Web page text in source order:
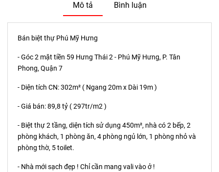
Mô tả Bình luận
Bán biệt thự Phú Mỹ Hưng
- Góc 2 mặt tiền 59 Hưng Thái 2 - Phú Mỹ Hưng, P. Tân
Phong, Quận 7
- Diện tích CN: 302m² ( Ngang 20m x Dài 19m )
- Giá bán: 89,8 tỷ ( 297tr/m2 )
- Biệt thự 2 tầng, diện tích sử dụng 450m², nhà có 2 bếp, 2
phòng khách, 1 phòng ăn, 4 phòng ngủ lớn, 1 phòng nhỏ và
phòng thờ, 5 toilet.
- Nhà mới sạch đẹp ! Chỉ cần mang vali vào ở !